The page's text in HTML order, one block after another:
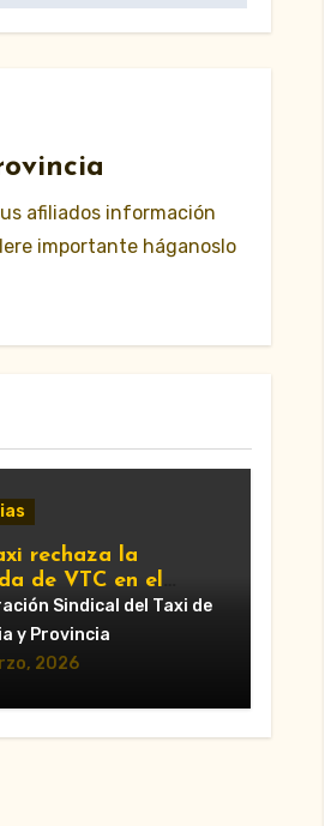
afiliados información
importante háganoslo
rechaza la
de VTC en el
urbano y advierte
movilizaciones»
Sindical del Taxi de
y Provincia
2026